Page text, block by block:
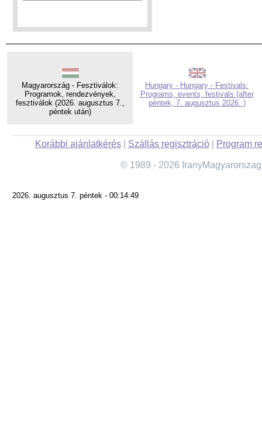
Magyarország - Fesztiválok:
Programok, rendezvények,
fesztiválok (2026. augusztus 7.,
péntek után)
Hungary - Hungary - Festivals:
Programs, events, festivals (after
péntek, 7. augusztus 2026. )
Korábbi ajánlatkérés| Szállás regisztráció| Program
© 1989 - 2026
2026. augusztus 7. péntek - 00:14:49